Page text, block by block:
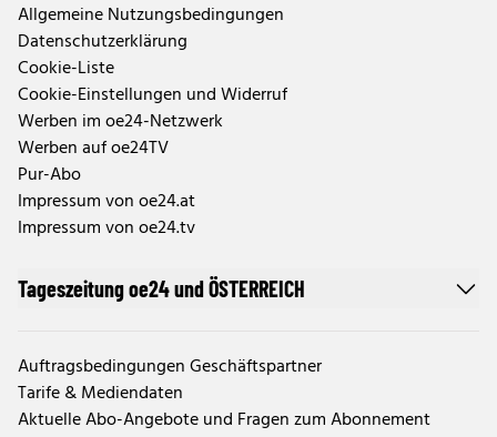
Allgemeine Nutzungsbedingungen
Datenschutzerklärung
Cookie-Liste
Cookie-Einstellungen und Widerruf
Werben im oe24-Netzwerk
Werben auf oe24TV
Pur-Abo
Impressum von oe24.at
Impressum von oe24.tv
Tageszeitung oe24 und ÖSTERREICH
Auftragsbedingungen Geschäftspartner
Tarife & Mediendaten
Aktuelle Abo-Angebote und Fragen zum Abonnement